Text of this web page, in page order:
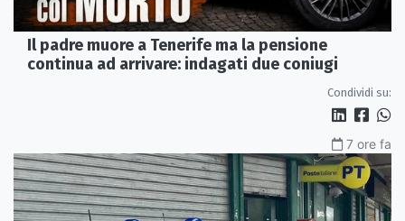
Il padre muore a Tenerife ma la pensione
continua ad arrivare: indagati due coniugi
Condividi su:
7 ore fa